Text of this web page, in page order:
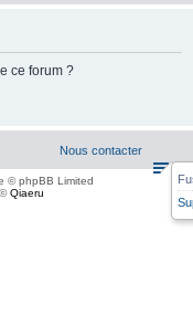
ce forum ?
Nous contacter
© phpBB Limited
©Qiaeru